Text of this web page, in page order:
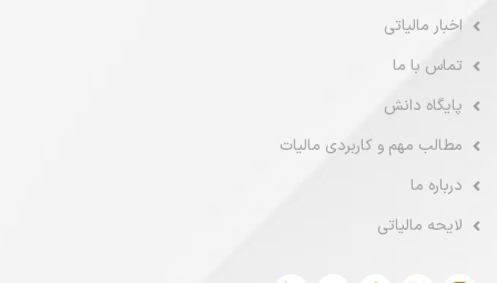
اخبار مالیاتی
تماس با ما
پایگاه دانش
مطالب مهم و کاربردی مالیات
درباره ما
لایحه مالیاتی